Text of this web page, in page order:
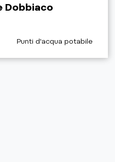
Dobbiaco
aria.poi_category_prefix
Punti d'acqua potabile